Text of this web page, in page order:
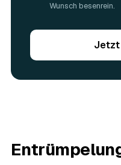
Wunsch besenrein.
Jetzt